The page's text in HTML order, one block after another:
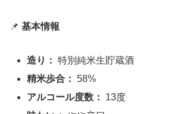
📌 基本情報
造り： 特別純米生貯蔵酒
精米歩合： 58%
アルコール度数：
13度